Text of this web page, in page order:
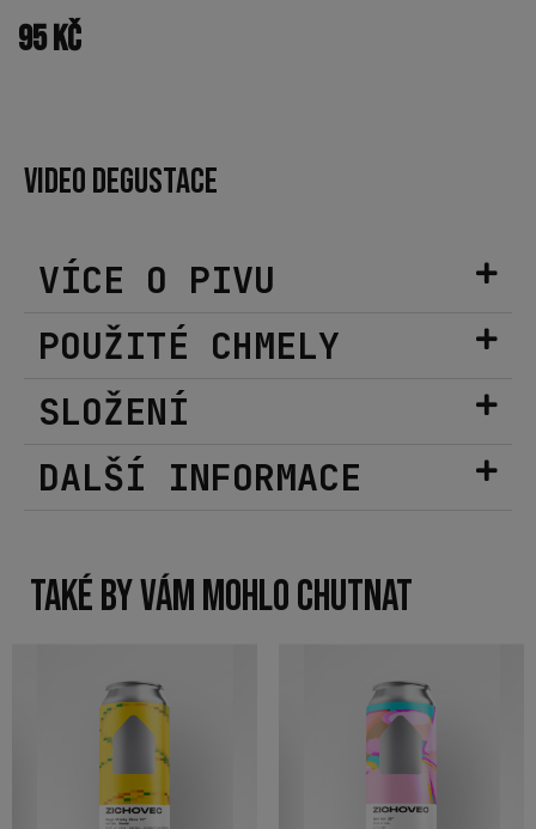
95Kč
VÍCE O PIVU
POUŽITÉ CHMELY
SLOŽENÍ
DALŠÍ INFORMACE
VIDEO DEGUSTACE
TAKÉ BY VÁM MOHLO CHUTNAT